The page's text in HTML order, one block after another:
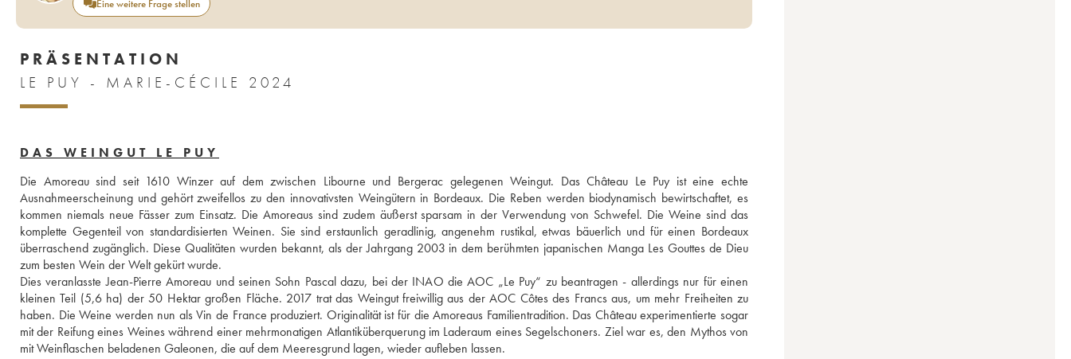
Eine weitere Frage stellen
PRÄSENTATION
LE PUY - MARIE-CÉCILE 2024
DAS WEINGUT LE PUY
Die Amoreau sind seit 1610 Winzer auf dem zwischen Libourne und Bergerac gelegenen Weingut. Das Château Le Puy ist eine echte
Ausnahmeerscheinung und gehört zweifellos zu den innovativsten Weingütern in Bordeaux. Die Reben werden biodynamisch bewirtschaftet, es
kommen niemals neue Fässer zum Einsatz. Die Amoreaus sind zudem äußerst sparsam in der Verwendung von Schwefel. Die Weine sind das
komplette Gegenteil von standardisierten Weinen. Sie sind erstaunlich geradlinig, angenehm rustikal, etwas bäuerlich und für einen Bordeaux
überraschend zugänglich. Diese Qualitäten wurden bekannt, als der Jahrgang 2003 in dem berühmten japanischen Manga Les Gouttes de Dieu
zum besten Wein der Welt gekürt wurde.
Dies veranlasste Jean-Pierre Amoreau und seinen Sohn Pascal dazu, bei der INAO die AOC „Le Puy“ zu beantragen - allerdings nur für einen
kleinen Teil (5,6 ha) der 50 Hektar großen Fläche. 2017 trat das Weingut freiwillig aus der AOC Côtes des Francs aus, um mehr Freiheiten zu
haben. Die Weine werden nun als Vin de France produziert. Originalität ist für die Amoreaus Familientradition. Das Château experimentierte sogar
mit der Reifung eines Weines während einer mehrmonatigen Atlantiküberquerung im Laderaum eines Segelschoners. Ziel war es, den Mythos von